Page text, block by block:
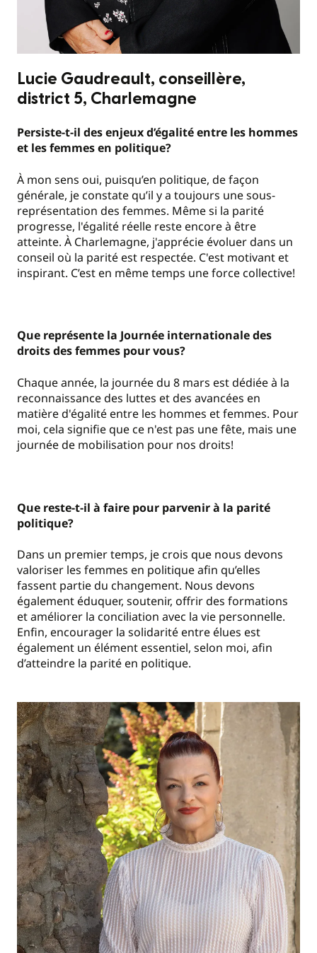
Lucie Gaudreault, conseillère,
district 5, Charlemagne
Persiste-t-il des enjeux d’égalité entre les hommes
et les femmes en politique?
À mon sens oui, puisqu’en politique, de façon
générale, je constate qu’il y a toujours une sous-
représentation des femmes. Même si la parité
progresse, l'égalité réelle reste encore à être
atteinte. À Charlemagne, j'apprécie évoluer dans un
conseil où la parité est respectée. C'est motivant et
inspirant. C’est en même temps une force collective!
Que représente la Journée internationale des
droits des femmes pour vous?
Chaque année, la journée du 8 mars est dédiée à la
reconnaissance des luttes et des avancées en
matière d'égalité entre les hommes et femmes. Pour
moi, cela signifie que ce n'est pas une fête, mais une
journée de mobilisation pour nos droits!
Que reste-t-il à faire pour parvenir à la parité
politique?
Dans un premier temps, je crois que nous devons
valoriser les femmes en politique afin qu’elles
fassent partie du changement. Nous devons
également éduquer, soutenir, offrir des formations
et améliorer la conciliation avec la vie personnelle.
Enfin, encourager la solidarité entre élues est
également un élément essentiel, selon moi, afin
d’atteindre la parité en politique.